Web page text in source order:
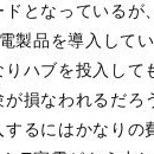
ドとなっているが
製品を導入して
ハブを投入して
が損なわれるだろ
するにはかなりの